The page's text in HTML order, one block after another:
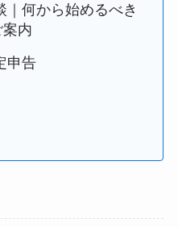
何から始めるべき
内
申告